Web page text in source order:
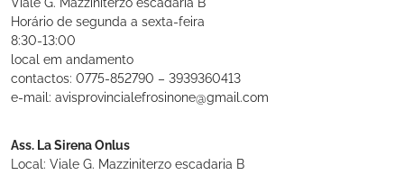
Viale G. Mazziniterzo escadaria B
Horário de segunda a sexta-feira
8:30-13:00
local em andamento
contactos: 0775-852790 – 3939360413
e-mail: avisprovincialefrosinone@gmail.com
Ass. La Sirena Onlus
Local: Viale G. Mazziniterzo escadaria B